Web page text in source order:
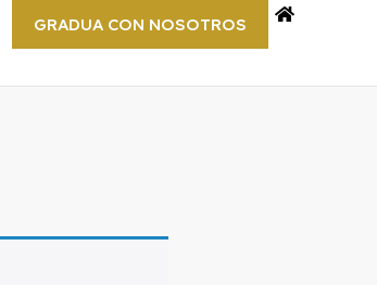
GRADUA CON NOSOTROS